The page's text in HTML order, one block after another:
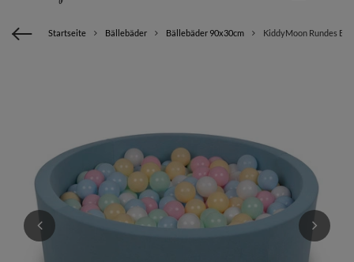
Startseite Bällebäder Bällebäder 90x30cm KiddyMoon Rundes